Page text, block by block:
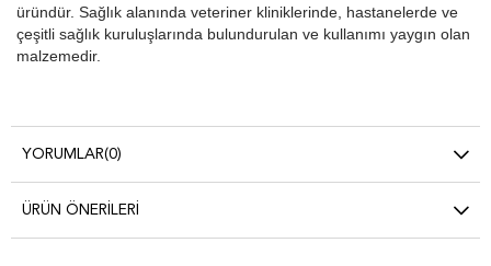
üründür. Sağlık alanında veteriner kliniklerinde, hastanelerde ve
çeşitli sağlık kuruluşlarında bulundurulan ve kullanımı yaygın olan
malzemedir.
YORUMLAR(0)
ÜRÜN ÖNERILERI